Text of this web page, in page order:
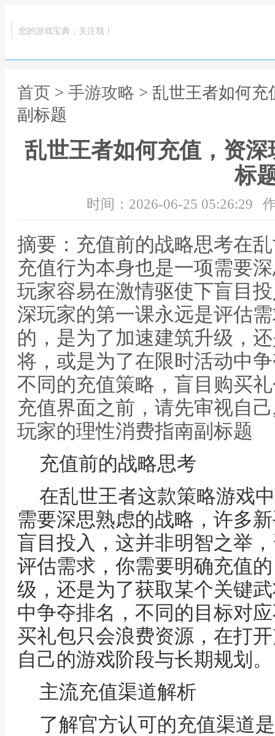
您的游戏宝典，关注我！
首页 > 手游攻略 > 乱世王者如何
副标题
乱世王者如何充值，资
标
时间：2026-06-25 05:26:29
摘要：充值前的战略思考在
充值行为本身也是一项需要
玩家容易在激情驱使下盲目
深玩家的第一课永远是评估
的，是为了加速建筑升级，
将，或是为了在限时活动中
不同的充值策略，盲目购买
充值界面之前，请先审视自
玩家的理性消费指南副标题
充值前的战略思考
在乱世王者这款策略游戏
需要深思熟虑的战略，许多
盲目投入，这并非明智之举
评估需求，你需要明确充值
级，还是为了获取某个关键
中争夺排名，不同的目标对
买礼包只会浪费资源，在打
自己的游戏阶段与长期规划。
主流充值渠道解析
了解官方认可的充值渠道